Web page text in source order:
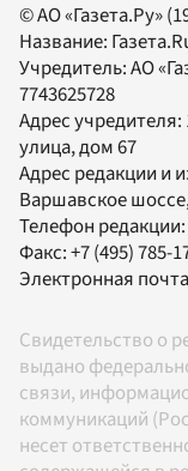
© АО «Газета.Ру»
Название:
Учредитель:АО
7743625728
Адрес
улица, дом 67
Адрес редакции и
Варшавское
Телефон редакции:
Факс:+7 (495) 785-
Электронная
Свидетельство о
выдано
связи,
коммуникаций
несет